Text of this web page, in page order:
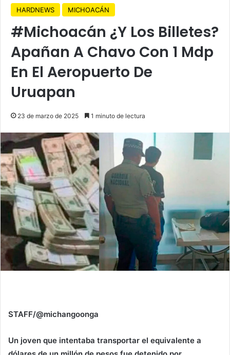
HARDNEWS MICHOACÁN
#Michoacán ¿Y Los Billetes?
Apañan A Chavo Con 1 Mdp
En El Aeropuerto De
Uruapan
23 de marzo de 2025 1 minuto de lectura
STAFF/@michangoonga
Un joven que intentaba transportar el equivalente a